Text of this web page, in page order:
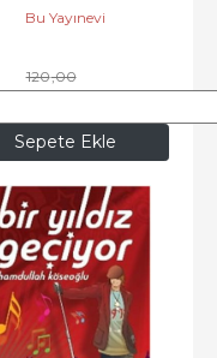
Sepete Ekle
Bu Yayınevi
120,00
102,00